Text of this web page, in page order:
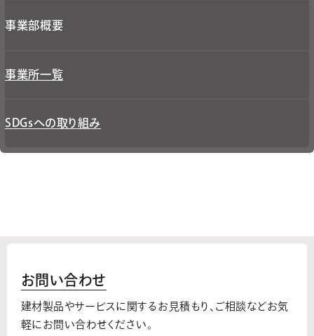
事業部概要
事業所一覧
SDGsへの取り組み​
お問い合わせ
建材製品やサービスに関するお見積もり、 ご相談などお気
軽にお問い合わせください。